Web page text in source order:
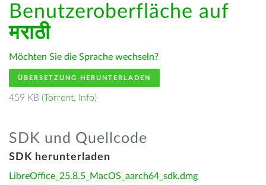
Benutzeroberfläche auf
मराठी
Möchten Sie die Sprache wechseln?
ÜBERSETZUNG HERUNTERLADEN
459 KB (Torrent, Info)
SDK und Quellcode
SDK herunterladen
LibreOffice_25.8.5_MacOS_aarch64_sdk.dmg